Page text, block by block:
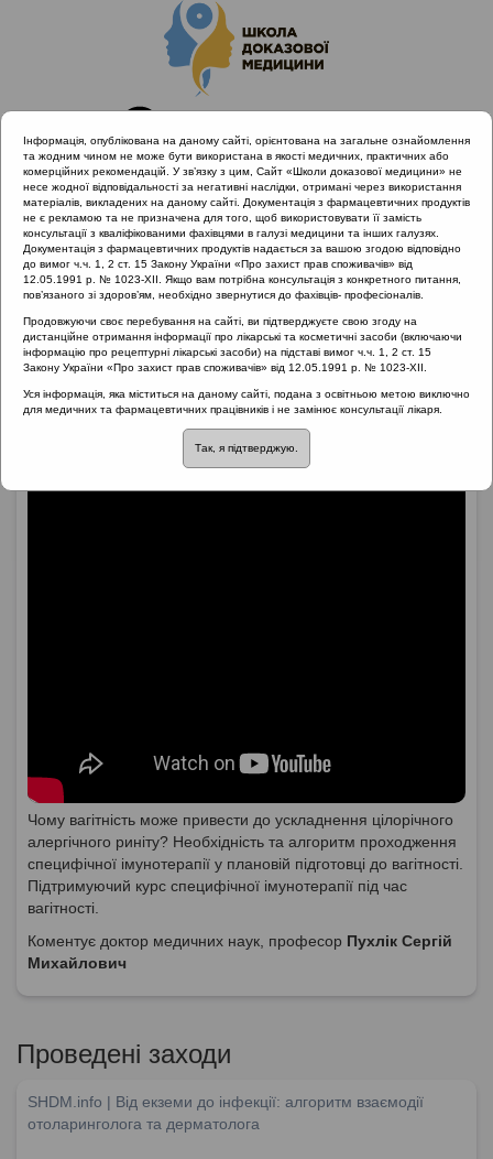
Головна
Матеріали за МКХ-11
12 Хвороби органів дихання
Вагітність та цілорічний алергічний риніт
Вагітність та цілорічний
алергічний риніт
Чому вагітність може привести до ускладнення цілорічного
алергічного риніту? Необхідність та алгоритм проходження
специфічної імунотерапії у плановій підготовці до вагітності.
Підтримуючий курс специфічної імунотерапії під час
вагітності.
Коментує доктор медичних наук, професор Пухлік Сергій
Михайлович
Проведені заходи
SHDM.info | Від екземи до інфекції: алгоритм взаємодії
отоларинголога та дерматолога
Інформація, опублікована на даному сайті, орієнтована на загальне ознайомлення
та жодним чином не може бути використана в якості медичних, практичних або
комерційних рекомендацій. У зв’язку з цим, Сайт «Школи доказової медицини» не
несе жодної відповідальності за негативні наслідки, отримані через використання
матеріалів, викладених на даному сайті. Документація з фармацевтичних продуктів
не є рекламою та не призначена для того, щоб використовувати її замість
консультації з кваліфікованими фахівцями в галузі медицини та інших галузях.
Документація з фармацевтичних продуктів надається за вашою згодою відповідно
до вимог ч.ч. 1, 2 ст. 15 Закону України «Про захист прав споживачів» від
12.05.1991 р. № 1023-XII. Якщо вам потрібна консультація з конкретного питання,
пов’язаного зі здоров’ям, необхідно звернутися до фахівців- професіоналів.
Продовжуючи своє перебування на сайті, ви підтверджуєте свою згоду на
дистанційне отримання інформації про лікарські та косметичні засоби (включаючи
інформацію про рецептурні лікарські засоби) на підставі вимог ч.ч. 1, 2 ст. 15
Закону України «Про захист прав споживачів» від 12.05.1991 р. № 1023-XII.
Уся інформація, яка міститься на даному сайті, подана з освітньою метою виключно
для медичних та фармацевтичних працівників і не замінює консультації лікаря.
Так, я підтверджую.